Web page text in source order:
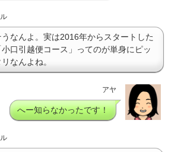
うなんよ。実は2016年からスタートした
小口引越便コース」ってのが単身にピッ
リなんよね。
アヤ
へー知らなかったです！